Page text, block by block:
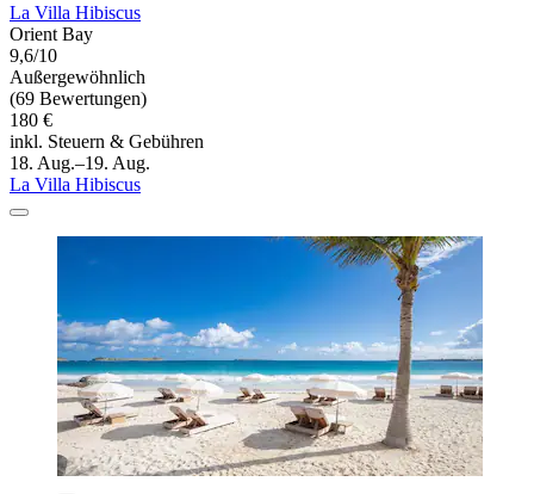
La Villa Hibiscus
Orient Bay
9,6/10
Außergewöhnlich
(69 Bewertungen)
180 €
inkl. Steuern & Gebühren
18. Aug.–19. Aug.
La Villa Hibiscus